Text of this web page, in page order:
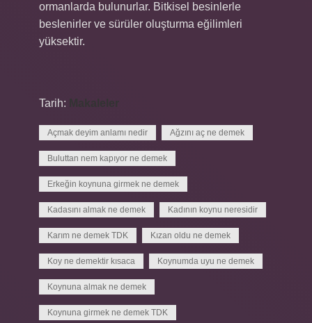
ormanlarda bulunurlar. Bitkisel besinlerle
beslenirler ve sürüler oluşturma eğilimleri
yüksektir.
Tarih:
Açmak deyim anlamı nedir Ağzını aç ne demek
Buluttan nem kapıyor ne demek
Erkeğin koynuna girmek ne demek
Kadasını almak ne demek Kadının koynu neresidir
Karım ne demek TDK Kızan oldu ne demek
Koy ne demektir kısaca Koynumda uyu ne demek
Koynuna almak ne demek
Koynuna girmek ne demek TDK